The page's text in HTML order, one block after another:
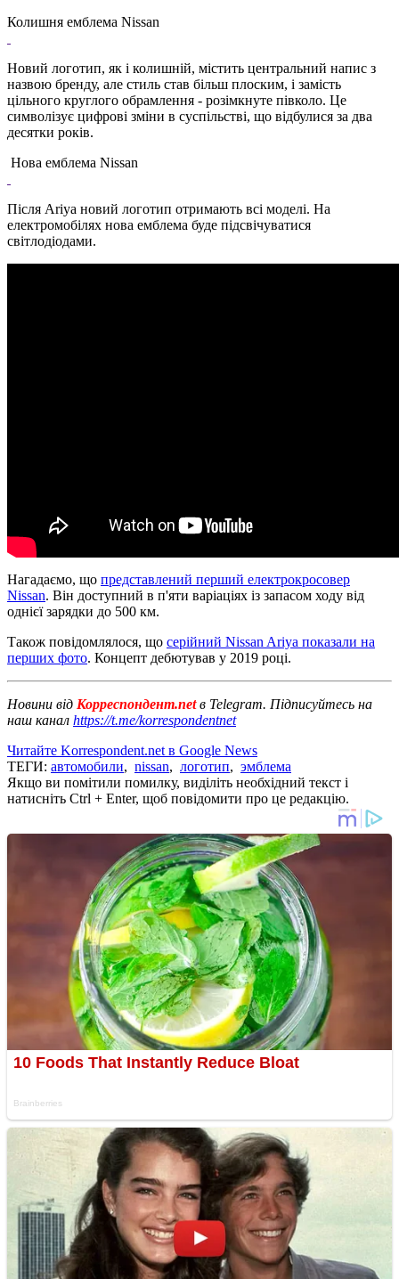
Колишня емблема Nissan
Новий логотип, як і колишній, містить центральний напис з
назвою бренду, але стиль став більш плоским, і замість
цільного круглого обрамлення - розімкнуте півколо. Це
символізує цифрові зміни в суспільстві, що відбулися за два
десятки років.
Нова емблема Nissan
Після Ariya новий логотип отримають всі моделі. На
електромобілях нова емблема буде підсвічуватися
світлодіодами.
Нагадаємо, що представлений перший електрокросовер
Nissan. Він доступний в п'яти варіаціях із запасом ходу від
однієї зарядки до 500 км.
Також повідомлялося, що серійний Nissan Ariya показали на
перших фото. Концепт дебютував у 2019 році.
Новини від Корреспондент.netв Telegram. Підписуйтесь на
наш канал https://t.me/korrespondentnet
Читайте Korrespondent.net в Google News
ТЕГИ: автомобили, nissan, логотип, эмблема
Якщо ви помітили помилку, виділіть необхідний текст і
натисніть Ctrl + Enter, щоб повідомити про це редакцію.